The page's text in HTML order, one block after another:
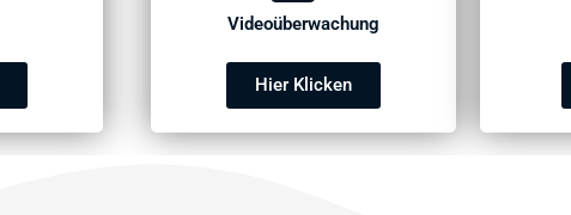
Videoüberwachung
Hier Klicken